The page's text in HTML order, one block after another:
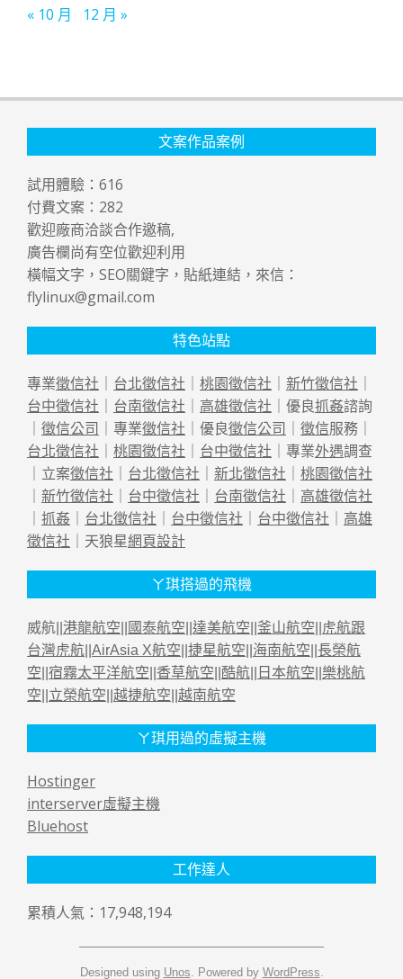
« 10 月 12 月 »
文案作品案例
試用體驗： 616
付費文案： 282
歡迎廠商洽談合作邀稿,
廣告欄尚有空位歡迎利用
橫幅文字，SEO關鍵字，貼紙連結，來信：
flylinux@gmail.com
特色站點
專業徵信社 台北徵信社 桃園徵信社 新竹徵信社
台中徵信社
台南徵信社 高雄徵信社 ｜優良抓姦諮詢
徵信公司 ｜專業徵信社 ｜優良徵信公司 徵信服務｜
台北徵信社
桃園徵信社 台中徵信社 ｜專業外遇調查
｜立案徵信社 台北徵信社 新北徵信社
桃園徵信社
新竹徵信社 台中徵信社 台南徵信社
高雄徵信社
抓姦 台北徵信社 台中徵信社 台中徵信社
高雄
徵信社 ｜天狼星網頁設計
ㄚ琪搭過的飛機
威航|| 港龍航空 國泰航空 達美航空 釜山航空
虎航跟
台灣虎航 AirAsia X航空 捷星航空 海南航空 長榮航
空 宿霧太平洋航空 香草航空 酷航 日本航空 樂桃航
空 立榮航空 越捷航空 越南航空
ㄚ琪用過的虛擬主機
Hostinger
interserver虛擬主機
Bluehost
工作達人
累積人氣：17,948,194
Designed using Unos. Powered by WordPress.